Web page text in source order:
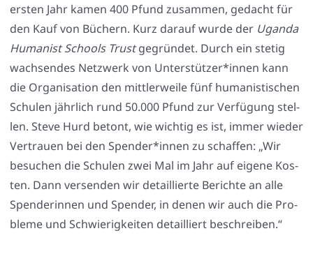
ers­ten Jahr kamen 400 Pfund zusam­men, gedacht für
den Kauf von Büchern. Kurz dar­auf wur­de der Ugan­da
Huma­nist Schools Trustgegrün­det. Durch ein ste­tig
wach­sen­des Netz­werk von Unterstützer*innen kann
die Orga­ni­sa­ti­on den mitt­ler­wei­le fünf huma­nis­ti­schen
Schu­len jähr­lich rund 50.000 Pfund zur Ver­fü­gung stel­
len. Ste­ve Hurd betont, wie wich­tig es ist, immer wie­der
Ver­trau­en bei den Spender*innen zu schaf­fen: „Wir
besu­chen die Schu­len zwei Mal im Jahr auf eige­ne Kos­
ten. Dann ver­sen­den wir detail­lier­te Berich­te an alle
Spen­de­rin­nen und Spen­der, in denen wir auch die Pro­
ble­me und Schwie­rig­kei­ten detail­liert beschrei­ben.“